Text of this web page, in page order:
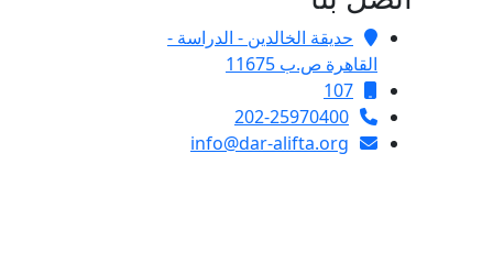
حديقة الخالدين - الدراسة -
القاهرة ص.ب 11675
107
202-25970400
info@dar-alifta.org